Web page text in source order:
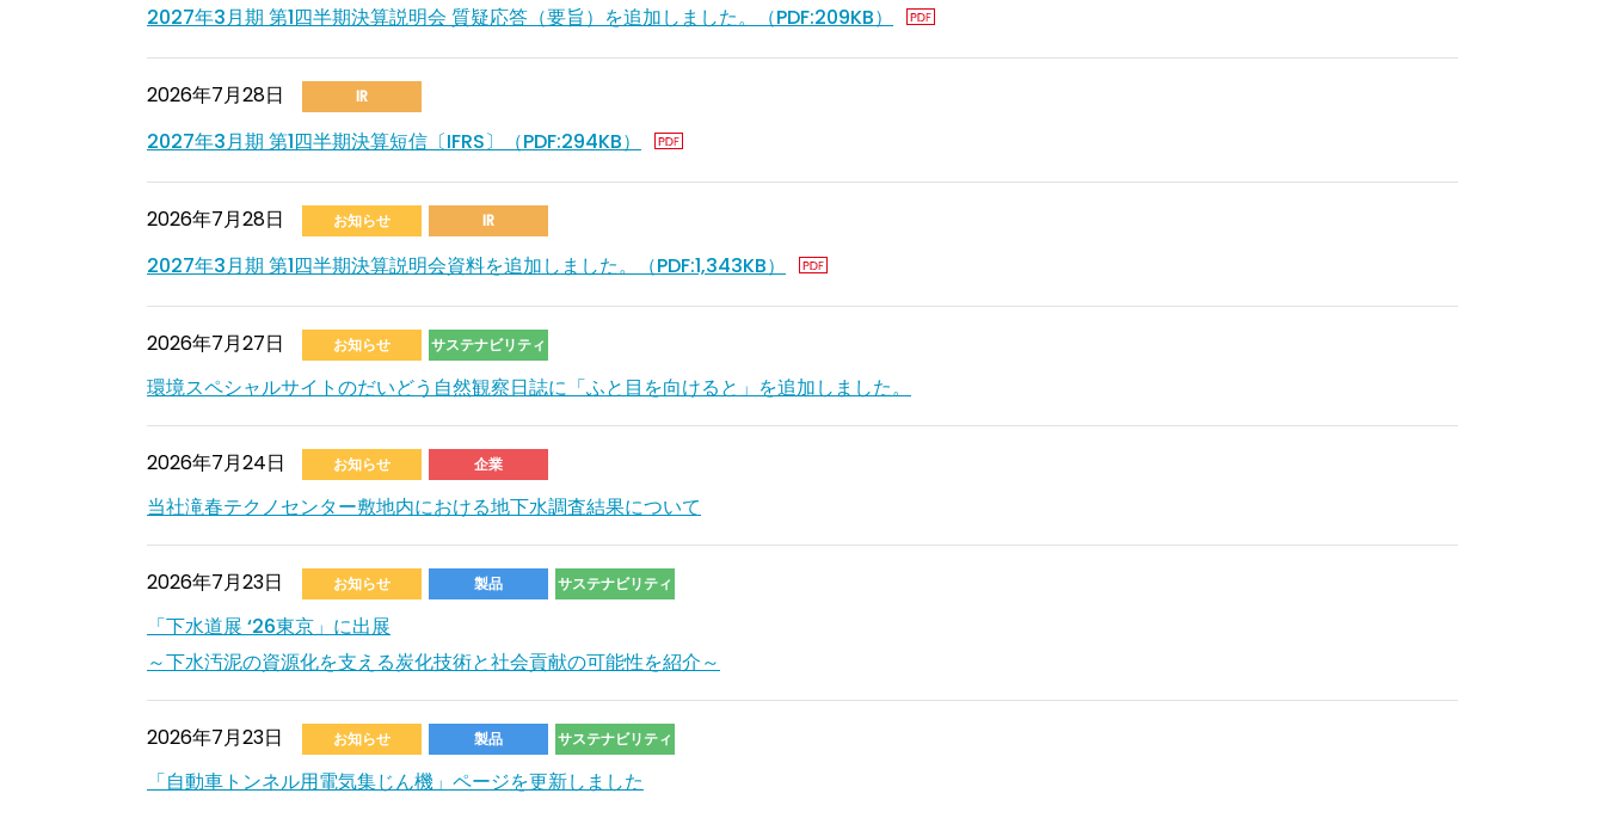
2027年3月期 第1四半期決算説明会 質疑応答（要旨）を追加しました。（PDF:209KB）
2026年7月28日 IR
2027年3月期 第1四半期決算短信〔IFRS〕（PDF:294KB）
2026年7月28日 お知らせ IR
2027年3月期 第1四半期決算説明会資料を追加しました。（PDF:1,343KB）
2026年7月27日 お知らせ サステナビリティ
環境スペシャルサイトのだいどう自然観察日誌に「ふと目を向けると」を追加しました。
2026年7月24日 お知らせ 企業
当社滝春テクノセンター敷地内における地下水調査結果について
2026年7月23日 お知らせ 製品 サステナビリティ
「下水道展 ‘26東京」に出展
～下水汚泥の資源化を支える炭化技術と社会貢献の可能性を紹介～
2026年7月23日 お知らせ 製品 サステナビリティ
「自動車トンネル用電気集じん機」ページを更新しました